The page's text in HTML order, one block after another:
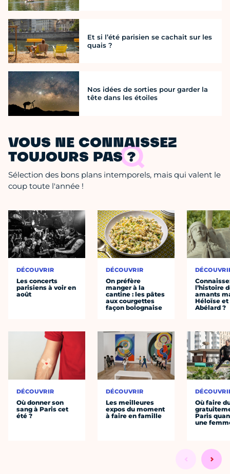
Et si l’été parisien se cachait sur les
quais ?
Nos idées de sorties pour garder la
tête dans les étoiles
VOUS NE CONNAISSEZ
TOUJOURS PAS ?
Sélection des bons plans intemporels, mais qui valent le
coup toute l'année !
DÉCOUVRIR
Les concerts
parisiens à voir en
août
DÉCOUVRIR
Où donner son
sang à Paris cet
été ?
DÉCOUVRIR
On préfère
manger à la
cantine : les pâtes
aux courgettes
façon bolognaise
DÉCOUVRIR
Les meilleures
expos du moment
à faire en famille
l’histoire
amants
Héloïse et
Abélard ?
Où faire
Paris
une